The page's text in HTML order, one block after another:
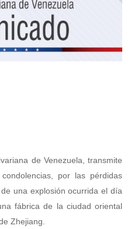
de Venezuela, transmite
por las pérdidas
una explosión ocurrida el día
fábrica de la ciudad oriental
Zhejiang.